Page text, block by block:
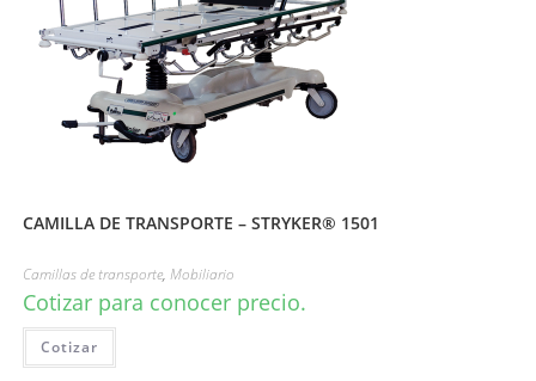
CAMILLA DE TRANSPORTE – STRYKER® 1501
Camillas de transporte, Mobiliario
Cotizar para conocer precio.
Cotizar